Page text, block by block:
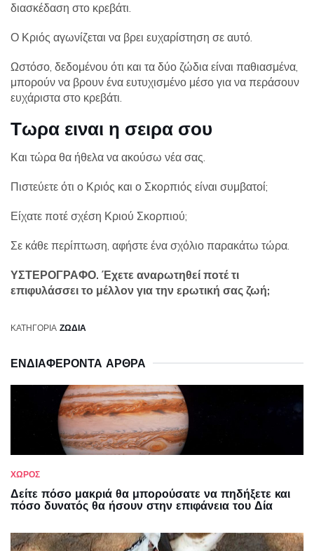
διασκέδαση στο κρεβάτι.
Ο Κριός αγωνίζεται να βρει ευχαρίστηση σε αυτό.
Ωστόσο, δεδομένου ότι και τα δύο ζώδια είναι παθιασμένα,
μπορούν να βρουν ένα ευτυχισμένο μέσο για να περάσουν
ευχάριστα στο κρεβάτι.
Τωρα ειναι η σειρα σου
Και τώρα θα ήθελα να ακούσω νέα σας.
Πιστεύετε ότι ο Κριός και ο Σκορπιός είναι συμβατοί;
Είχατε ποτέ σχέση Κριού Σκορπιού;
Σε κάθε περίπτωση, αφήστε ένα σχόλιο παρακάτω τώρα.
ΥΣΤΕΡΟΓΡΑΦΟ. Έχετε αναρωτηθεί ποτέ τι
επιφυλάσσει το μέλλον για την ερωτική σας ζωή;
ΚΑΤΗΓΟΡΊΑ ΖΩΔΙΑ
ΕΝΔΙΑΦΈΡΟΝΤΑ ΆΡΘΡΑ
ΧΏΡΟΣ
Δείτε πόσο μακριά θα μπορούσατε να πηδήξετε και
πόσο δυνατός θα ήσουν στην επιφάνεια του Δία